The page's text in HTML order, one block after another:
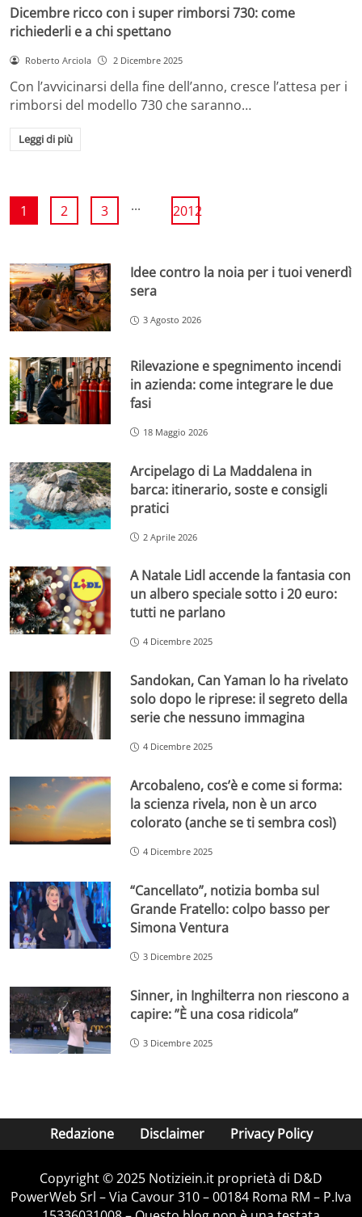
Dicembre ricco con i super rimborsi 730: come
richiederli e a chi spettano
Roberto Arciola 2 Dicembre 2025
Con l’avvicinarsi della fine dell’anno, cresce l’attesa per i
rimborsi del modello 730 che saranno…
Leggi di più
1 2 3 ... 2012
Idee contro la noia per i tuoi venerdì
sera
3 Agosto 2026
Rilevazione e spegnimento incendi
in azienda: come integrare le due
fasi
18 Maggio 2026
Arcipelago di La Maddalena in
barca: itinerario, soste e consigli
pratici
2 Aprile 2026
A Natale Lidl accende la fantasia con
un albero speciale sotto i 20 euro:
tutti ne parlano
4 Dicembre 2025
Sandokan, Can Yaman lo ha rivelato
solo dopo le riprese: il segreto della
serie che nessuno immagina
4 Dicembre 2025
Arcobaleno, cos’è e come si forma:
la scienza rivela, non è un arco
colorato (anche se ti sembra così)
4 Dicembre 2025
“Cancellato”, notizia bomba sul
Grande Fratello: colpo basso per
Simona Ventura
3 Dicembre 2025
Sinner, in Inghilterra non riescono a
capire: ”È una cosa ridicola”
3 Dicembre 2025
Redazione Disclaimer Privacy Policy
Copyright © 2025 Notiziein.it proprietà di D&D
PowerWeb Srl – Via Cavour 310 – 00184 Roma RM – P.Iva